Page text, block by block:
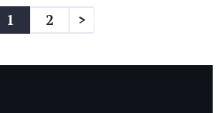
Artikkelien
sivutus
1 2 >